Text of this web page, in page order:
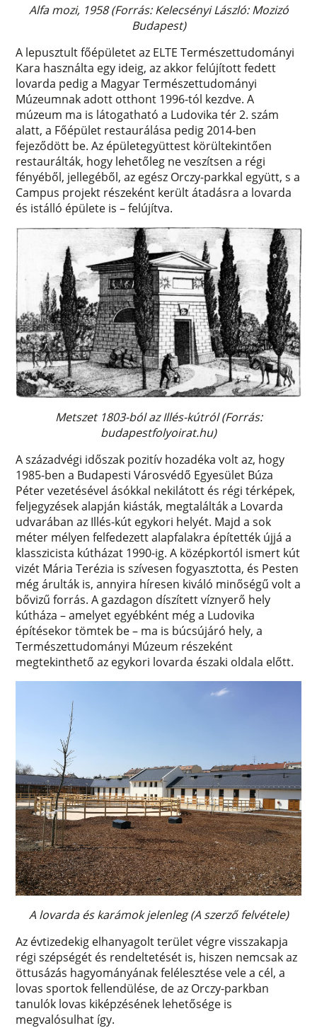
Alfa mozi, 1958 (Forrás: Kelecsényi László: Mozizó
Budapest)
A lepusztult főépületet az ELTE Természettudományi
Kara használta egy ideig, az akkor felújított fedett
lovarda pedig a Magyar Természettudományi
Múzeumnak adott otthont 1996-tól kezdve. A
múzeum ma is látogatható a Ludovika tér 2. szám
alatt, a Főépület restaurálása pedig 2014-ben
fejeződött be. Az épületegyüttest körültekintően
restaurálták, hogy lehetőleg ne veszítsen a régi
fényéből, jellegéből, az egész Orczy-parkkal együtt, s a
Campus projekt részeként került átadásra a lovarda
és istálló épülete is – felújítva.
Metszet 1803-ból az Illés-kútról (Forrás:
budapestfolyoirat.hu)
A századvégi időszak pozitív hozadéka volt az, hogy
1985-ben a Budapesti Városvédő Egyesület Búza
Péter vezetésével ásókkal nekilátott és régi térképek,
feljegyzések alapján kiásták, megtalálták a Lovarda
udvarában az Illés-kút egykori helyét. Majd a sok
méter mélyen felfedezett alapfalakra építették újjá a
klasszicista kútházat 1990-ig. A középkortól ismert kút
vizét Mária Terézia is szívesen fogyasztotta, és Pesten
még árulták is, annyira híresen kiváló minőségű volt a
bővizű forrás. A gazdagon díszített víznyerő hely
kútháza – amelyet egyébként még a Ludovika
építésekor tömtek be – ma is búcsújáró hely, a
Természettudományi Múzeum részeként
megtekinthető az egykori lovarda északi oldala előtt.
A lovarda és karámok jelenleg (A szerző felvétele)
Az évtizedekig elhanyagolt terület végre visszakapja
régi szépségét és rendeltetését is, hiszen nemcsak az
öttusázás hagyományának felélesztése vele a cél, a
lovas sportok fellendülése, de az Orczy-parkban
tanulók lovas kiképzésének lehetősége is
megvalósulhat így.